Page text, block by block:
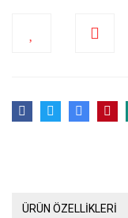
ÜRÜN ÖZELLİKLERİ